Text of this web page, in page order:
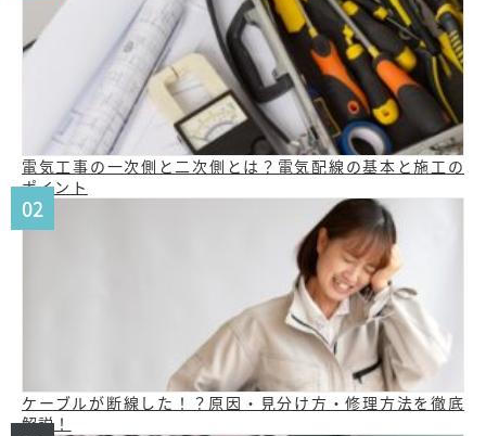
電気工事の一次側と二次側とは？電気配線の基本と施工の
ポイント
ケーブルが断線した！？原因・見分け方・修理方法を徹底
解説！